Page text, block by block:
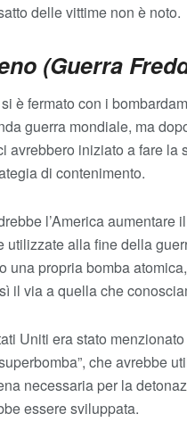
delle vittime non è noto.
(Guerra
è fermato con i
guerra mondiale, ma
avrebbero iniziato a fare
di contenimento.
l’America aumentare
alla fine della
una propria bomba
il via a quella che
Uniti era stato
che avrebbe
necessaria per la
essere sviluppata.